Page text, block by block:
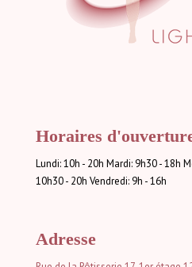
Horaires
Lundi: 10h - 20h Mardi: 9h30 - 18h
10h30 - 20h Vendredi: 9h - 16h
Adresse